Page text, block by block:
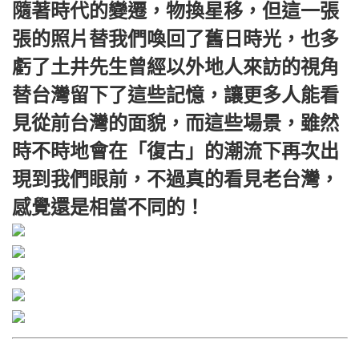
隨著時代的變遷，物換星移，但這一張
張的照片替我們喚回了舊日時光，也多
虧了土井先生曾經以外地人來訪的視角
替台灣留下了這些記憶，讓更多人能看
見從前台灣的面貌，而這些場景，雖然
時不時地會在「復古」的潮流下再次出
現到我們眼前，不過真的看見老台灣，
感覺還是相當不同的！